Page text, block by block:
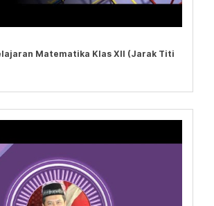
Matematika Klas XII (Jarak Titi